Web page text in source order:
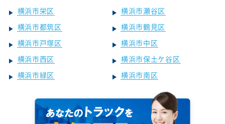
横浜市栄区
横浜市瀬谷区
横浜市都筑区
横浜市鶴見区
横浜市戸塚区
横浜市中区
横浜市西区
横浜市保土ケ谷区
横浜市緑区
横浜市南区